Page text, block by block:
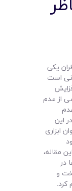
یکی
است
از عدم
این
ابزاری
مقاله،
در
و
کرد.